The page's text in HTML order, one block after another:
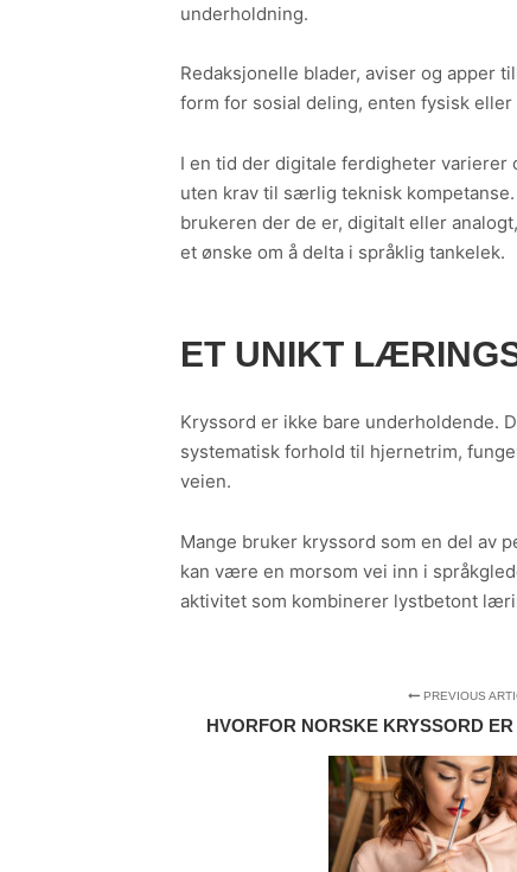
underholdning.
Redaksjonelle blader, aviser og apper
form for sosial deling, enten fysisk
I en tid der digitale ferdigheter
uten krav til særlig teknisk
brukeren der de er, digitalt eller
et ønske om å delta i språklig tankelek.
ET UNIKT
Kryssord er ikke bare underholdende.
systematisk forhold til hjernetrim,
veien.
Mange bruker kryssord som en del av
kan være en morsom vei inn i
aktivitet som kombinerer lystbetont
PREVIOUS
HVORFOR NORSKE KRYSSORD